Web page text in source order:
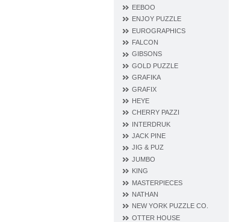
EEBOO
ENJOY PUZZLE
EUROGRAPHICS
FALCON
GIBSONS
GOLD PUZZLE
GRAFIKA
GRAFIX
HEYE
CHERRY PAZZI
INTERDRUK
JACK PINE
JIG & PUZ
JUMBO
KING
MASTERPIECES
NATHAN
NEW YORK PUZZLE CO.
OTTER HOUSE